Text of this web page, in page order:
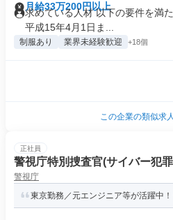
月給33万200円以上
求めている人材 以下の要件を満
平成15年4月1日ま...
制服あり 業界未経験歓迎 +18個
この企業の類似求
正社員
警視庁特別捜査官(サイバー犯
警視庁
東京勤務／元エンジニア等が活躍中！